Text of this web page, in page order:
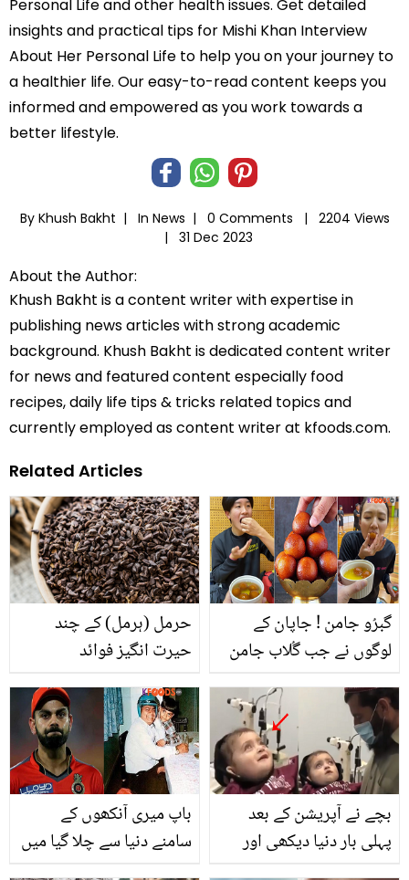
Personal Life and other health issues. Get detailed
insights and practical tips for Mishi Khan Interview
About Her Personal Life to help you on your journey to
a healthier life. Our easy-to-read content keeps you
informed and empowered as you work towards a
better lifestyle.
By Khush Bakht | In News | 0 Comments |
2204 Views
|
31 Dec 2023
About the Author:
Khush Bakht is a content writer with expertise in
publishing news articles with strong academic
background. Khush Bakht is dedicated content writer
for news and featured content especially food
recipes, daily life tips & tricks related topics and
currently employed as content writer at kfoods.com.
Related Articles
حرمل (ہرمل) کے چند
حیرت انگیز فوائد
گبرُو جامن ! جاپان کے
لوگوں نے جب گُلاب جامن
رکھے اور اس کو جاپانی
کیسے بناتے ہیں؟ دلچسپ
ویڈیو
باپ میری آنکھوں کے
سامنے دنیا سے چلا گیا میں
بچے نے آپریشن کے بعد
پہلی بار دنیا دیکھی اور